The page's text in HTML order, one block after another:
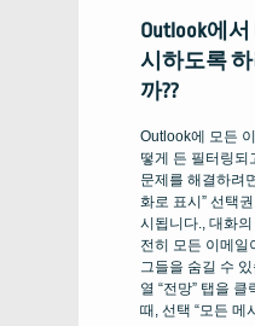
Outlook에
시하도록
까??
Outlook에 모든
떻게 든 필터링되
문제를 해결하려
화로 표시” 선택
시됩니다., 대화
전히 모든 이메일
그들을 숨길 수
열 “전망” 탭을 클
때, 선택 “모든 메